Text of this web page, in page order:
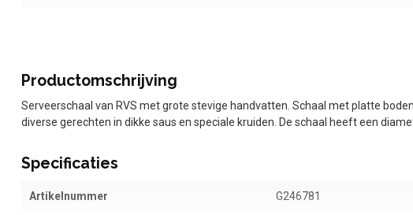
Productomschrijving
Serveerschaal van RVS met grote stevige handvatten. Schaal met platte
diverse gerechten in dikke saus en speciale kruiden. De schaal heeft een
Specificaties
Artikelnummer G246781